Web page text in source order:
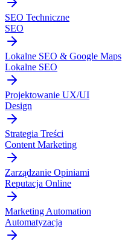
SEO Techniczne
SEO
Lokalne SEO & Google Maps
Lokalne SEO
Projektowanie UX/UI
Design
Strategia Treści
Content Marketing
Zarządzanie Opiniami
Reputacja Online
Marketing Automation
Automatyzacja